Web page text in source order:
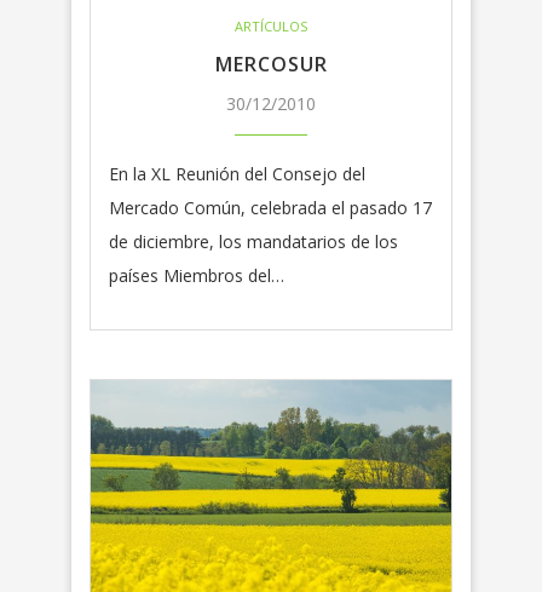
ARTÍCULOS
MERCOSUR
30/12/2010
En la XL Reunión del Consejo del
Mercado Común, celebrada el pasado 17
de diciembre, los mandatarios de los
países Miembros del…